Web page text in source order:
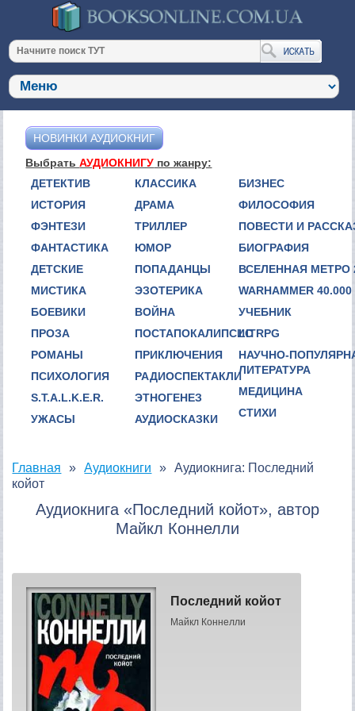
НОВИНКИ АУДИОКНИГ
ВыбратьАУДИОКНИГУ по жанру:
ДЕТЕКТИВ
ИСТОРИЯ
ФЭНТЕЗИ
ФАНТАСТИКА
ДЕТСКИЕ
МИСТИКА
БОЕВИКИ
ПРОЗА
РОМАНЫ
ПСИХОЛОГИЯ
S.T.A.L.K.E.R.
УЖАСЫ
КЛАССИКА
ДРАМА
ТРИЛЛЕР
ЮМОР
ПОПАДАНЦЫ
ЭЗОТЕРИКА
ВОЙНА
ПОСТАПОКАЛИПСИС
ПРИКЛЮЧЕНИЯ
РАДИОСПЕКТАКЛИ
ЭТНОГЕНЕЗ
АУДИОСКАЗКИ
БИЗНЕС
ФИЛОСОФИЯ
ПОВЕСТИ И
БИОГРАФИЯ
ВСЕЛЕННАЯ МЕТРО
WARHAMMER 40.000
УЧЕБНИК
LITRPG
НАУЧНО-
ЛИТЕРАТУРА
МЕДИЦИНА
СТИХИ
Главная Аудиокниги
Аудиокнига: Последний
койот
Аудиокнига «Последний койот», автор
Майкл Коннелли
Последний койот
Майкл Коннелли